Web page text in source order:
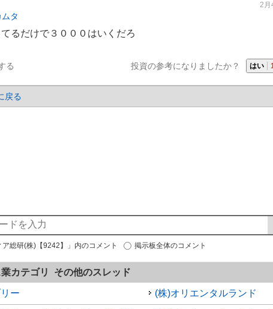
ムタ
2月
るだけで３０００はいくだろ
る 投資の参考になりましたか？ はい
戻る
ア総研(株)【9242】」内のコメント 掲示板全体のコメント
カテゴリ その他のスレッド
ー (株)オリエンタルランド